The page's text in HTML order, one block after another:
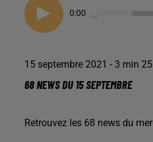
0:00
15 septembre 2021 - 3 min
68 NEWS DU 15 SEPTEMBRE
Retrouvez les 68 news du